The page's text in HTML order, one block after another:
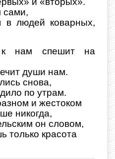
сами,
в людей коварных,
к нам спешит на
души нам.
снова,
по утрам.
и жестоком
никогда,
он словом,
только красота